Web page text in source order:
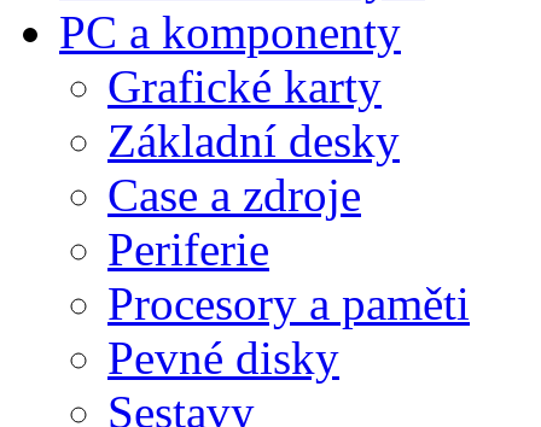
PC a komponenty
Grafické karty
Základní desky
Case a zdroje
Periferie
Procesory a paměti
Pevné disky
Sestavy